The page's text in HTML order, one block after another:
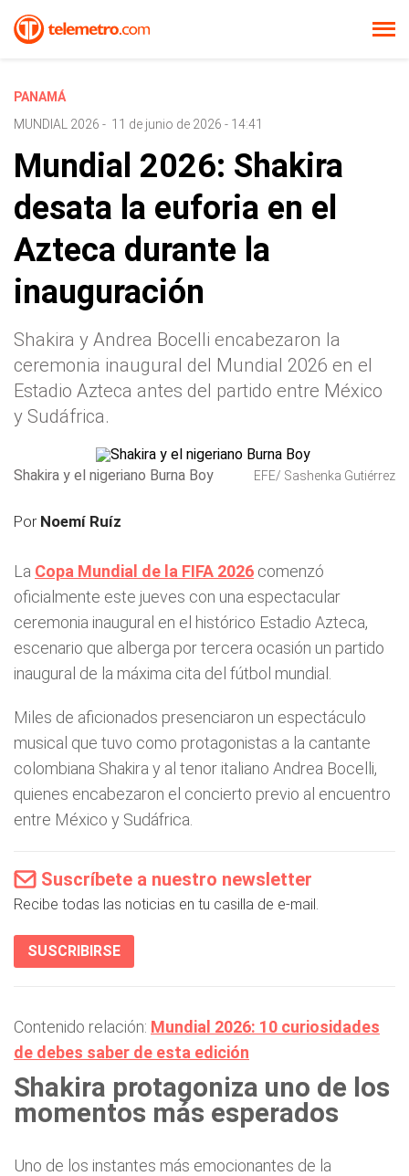
PANAMÁ
MUNDIAL 2026 - 11 de junio de 2026 - 14:41
Mundial 2026: Shakira
desata la euforia en el
Azteca durante la
inauguración
Shakira y Andrea Bocelli encabezaron la
ceremonia inaugural del Mundial 2026 en el
Estadio Azteca antes del partido entre México
y Sudáfrica.
Shakira y el nigeriano Burna Boy EFE/ Sashenka Gutiérrez
Por Noemí Ruíz
La Copa Mundial de la FIFA 2026 comenzó
oficialmente este jueves con una espectacular
ceremonia inaugural en el histórico Estadio Azteca,
escenario que alberga por tercera ocasión un partido
inaugural de la máxima cita del fútbol mundial.
Miles de aficionados presenciaron un espectáculo
musical que tuvo como protagonistas a la cantante
colombiana Shakira y al tenor italiano Andrea Bocelli,
quienes encabezaron el concierto previo al encuentro
entre México y Sudáfrica.
Suscríbete a nuestro newsletter
Recibe todas las noticias en tu casilla de e-mail.
SUSCRIBIRSE
Contenido relación: Mundial 2026: 10 curiosidades
de debes saber de esta edición
Shakira protagoniza uno de los
momentos más esperados
Uno de los instantes más emocionantes de la